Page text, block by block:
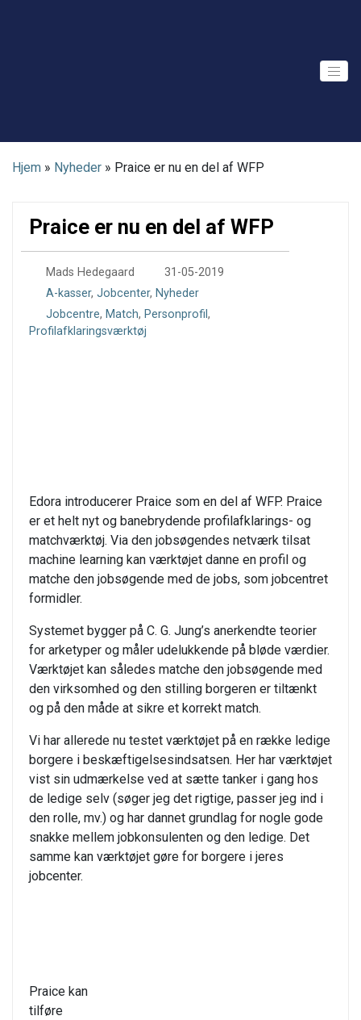
Hjem » Nyheder » Praice er nu en del af WFP
Praice er nu en del af WFP
Mads Hedegaard
31-05-2019
A-kasser, Jobcenter, Nyheder
Jobcentre, Match, Personprofil ,
Profilafklaringsværktøj
Edora introducerer Praice som en del af WFP. Praice
er et helt nyt og banebrydende profilafklarings- og
matchværktøj. Via den jobsøgendes netværk tilsat
machine learning kan værktøjet danne en profil og
matche den jobsøgende med de jobs, som jobcentret
formidler.
Systemet bygger på C. G. Jung’s anerkendte teorier
for arketyper og måler udelukkende på bløde værdier.
Værktøjet kan således matche den jobsøgende med
den virksomhed og den stilling borgeren er tiltænkt
og på den måde at sikre et korrekt match.
Vi har allerede nu testet værktøjet på en række ledige
borgere i beskæftigelsesindsatsen. Her har værktøjet
vist sin udmærkelse ved at sætte tanker i gang hos
de ledige selv (søger jeg det rigtige, passer jeg ind i
den rolle, mv.) og har dannet grundlag for nogle gode
snakke mellem jobkonsulenten og den ledige. Det
samme kan værktøjet gøre for borgere i jeres
jobcenter.
Praice kan
tilføre